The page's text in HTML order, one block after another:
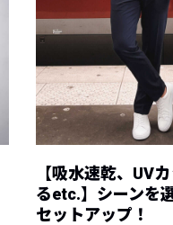
【吸水速乾、UV
るetc.】シーンを
セットアップ！